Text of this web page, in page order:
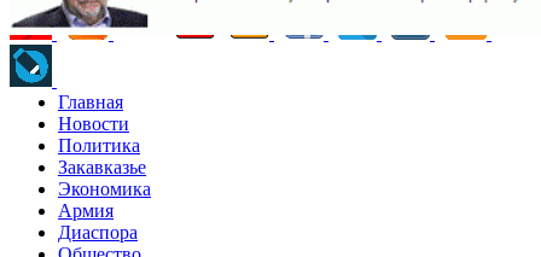
Главная
Новости
Политика
Закавказье
Экономика
Армия
Диаспора